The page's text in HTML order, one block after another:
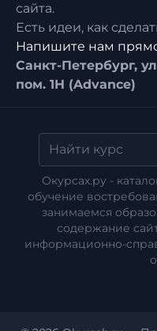
сайта.
Есть идеи, как
Напишите нам
Санкт-Петербург,
пом. 1Н (Advance)
Окурсах.ру -
обучение
занимаемся
содержание
информационно-